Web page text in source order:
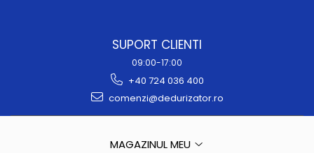
SUPORT CLIENTI
09:00-17:00
+40 724 036 400
comenzi@dedurizator.ro
MAGAZINUL MEU